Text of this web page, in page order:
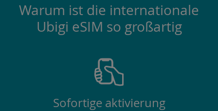
Warum ist die internationale
Ubigi eSIM so großartig
Sofortige aktivierung